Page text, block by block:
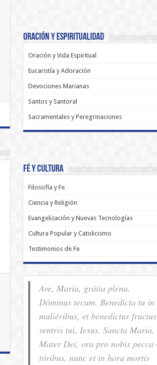
Oración y Espiritualidad
Oración y Vida Espiritual
Eucaristía y Adoración
Devociones Marianas
Santos y Santoral
Sacramentales y Peregrinaciones
Fé y Cultura
Filosofía y Fe
Ciencia y Religión
Evangelización y Nuevas Tecnologías
Cultura Popular y Catolicismo
Testimonios de Fe
Ave, Maria, grátia plena,
Dóminus tecum. Benedícta tu in
muliéribus, et benedíctus fructus
ventris tui, Iesus. Sancta Maria,
Mater Dei, ora pro nobis pec­ca­
tóribus, nunc et in hora mortis